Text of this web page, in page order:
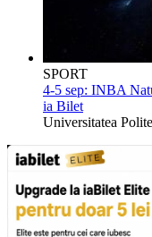
SPORT
4-5 sep: INBA
ia Bilet
Universitatea